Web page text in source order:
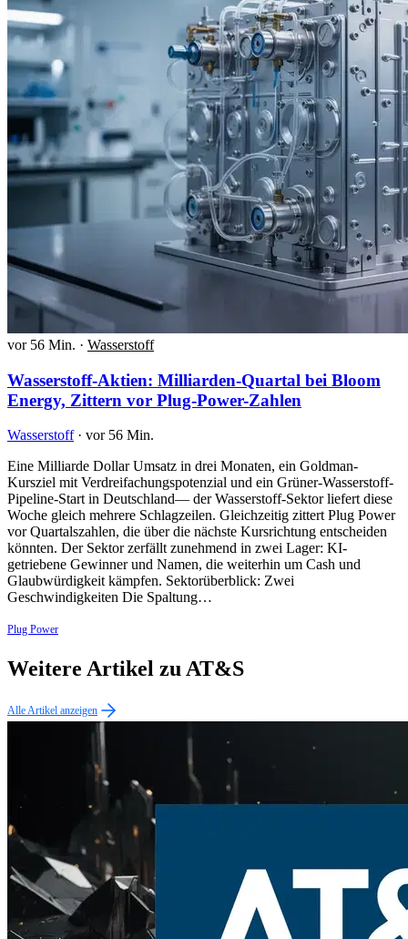
vor 56 Min. · Wasserstoff
Wasserstoff-Aktien: Milliarden-Quartal bei Bloom
Energy, Zittern vor Plug-Power-Zahlen
Wasserstoff · vor 56 Min.
Eine Milliarde Dollar Umsatz in drei Monaten, ein Goldman-
Kursziel mit Verdreifachungspotenzial und ein Grüner-Wasserstoff-
Pipeline-Start in Deutschland— der Wasserstoff-Sektor liefert diese
Woche gleich mehrere Schlagzeilen. Gleichzeitig zittert Plug Power
vor Quartalszahlen, die über die nächste Kursrichtung entscheiden
könnten. Der Sektor zerfällt zunehmend in zwei Lager: KI-
getriebene Gewinner und Namen, die weiterhin um Cash und
Glaubwürdigkeit kämpfen. Sektorüberblick: Zwei
Geschwindigkeiten Die Spaltung…
Plug Power
Weitere Artikel zu AT&S
Alle Artikel anzeigen